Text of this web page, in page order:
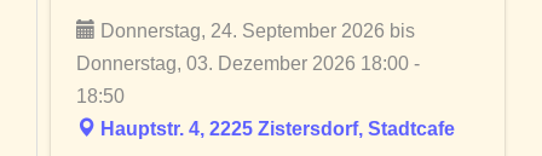
Donnerstag, 24. September 2026 bis
Donnerstag, 03. Dezember 2026 18:00 -
18:50
Hauptstr. 4, 2225 Zistersdorf, Stadtcafe